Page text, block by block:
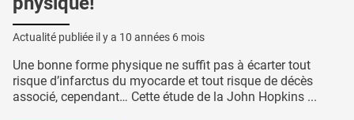
Actualité publiée il y a 10 années 6 mois
Une bonne forme physique ne suffit pas à écarter tout
risque d’infarctus du myocarde et tout risque de décès
associé, cependant… Cette étude de la John Hopkins ...